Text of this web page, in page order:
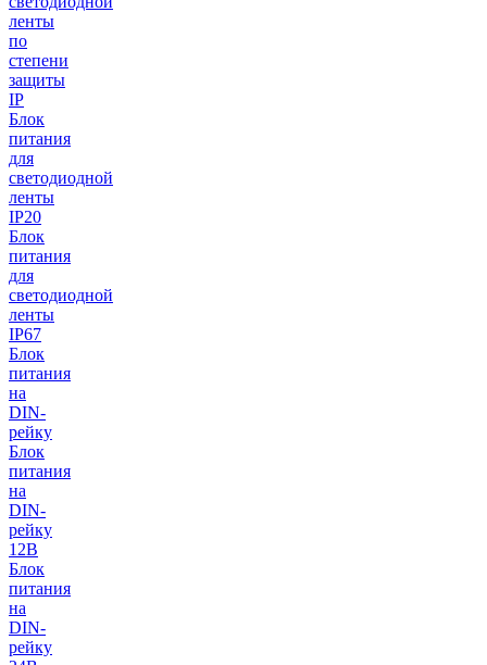
ленты
по
степени
защиты
IP
Блок
питания
для
светодиодной
ленты
IP20
Блок
питания
для
светодиодной
ленты
IP67
Блок
питания
на
DIN-
рейку
Блок
питания
на
DIN-
рейку
12В
Блок
питания
на
DIN-
рейку